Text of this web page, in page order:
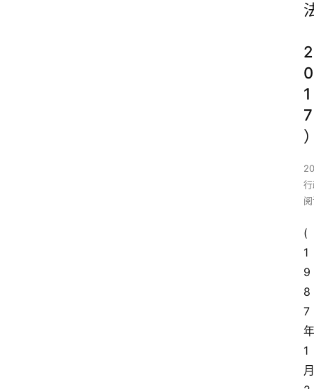
2
0
1
7
(
1
9
8
7
年
1
月